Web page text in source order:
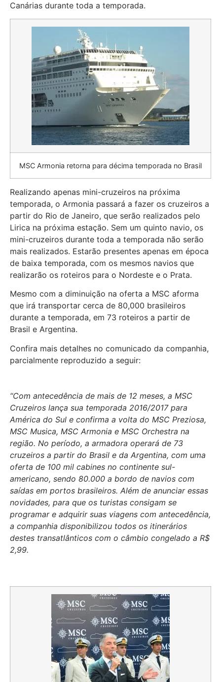
Canárias durante toda a temporada.
MSC Armonia retorna para décima temporada no Brasil
Realizando apenas mini-cruzeiros na próxima
temporada, o Armonia passará a fazer os cruzeiros a
partir do Rio de Janeiro, que serão realizados pelo
Lirica na próxima estação. Sem um quinto navio, os
mini-cruzeiros durante toda a temporada não serão
mais realizados. Estarão presentes apenas em época
de baixa temporada, com os mesmos navios que
realizarão os roteiros para o Nordeste e o Prata.
Mesmo com a diminuição na oferta a MSC aforma
que irá transportar cerca de 80,000 brasileiros
durante a temporada, em 73 roteiros a partir de
Brasil e Argentina.
Confira mais detalhes no comunicado da companhia,
parcialmente reproduzido a seguir:
“Com antecedência de mais de 12 meses, a MSC
Cruzeiros lança sua temporada 2016/2017 para
América do Sul e confirma a volta do MSC Preziosa,
MSC Musica, MSC Armonia e MSC Orchestra na
região. No período, a armadora operará de 73
cruzeiros a partir do Brasil e da Argentina, com uma
oferta de 100 mil cabines no continente sul-
americano, sendo 80.000 a bordo de navios com
saídas em portos brasileiros. Além de anunciar essas
novidades, para que os turistas consigam se
programar e adquirir suas viagens com antecedência,
a companhia disponibilizou todos os itinerários
destes transatlânticos com o câmbio congelado a R$
2,99.